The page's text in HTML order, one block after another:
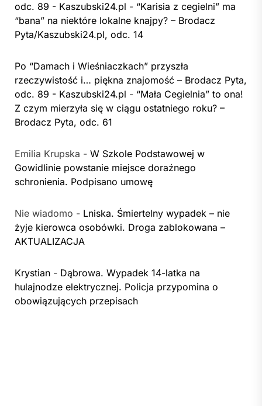
odc. 89 - Kaszubski24.pl - “Karisia z cegielni” ma
“bana” na niektóre lokalne knajpy? – Brodacz
Pyta/Kaszubski24.pl, odc. 14
Po “Damach i Wieśniaczkach” przyszła
rzeczywistość i… piękna znajomość – Brodacz Pyta,
odc. 89 - Kaszubski24.pl - “Mała Cegielnia” to ona!
Z czym mierzyła się w ciągu ostatniego roku? –
Brodacz Pyta, odc. 61
Emilia Krupska - W Szkole Podstawowej w
Gowidlinie powstanie miejsce doraźnego
schronienia. Podpisano umowę
Nie wiadomo - Lniska. Śmiertelny wypadek – nie
żyje kierowca osobówki. Droga zablokowana –
AKTUALIZACJA
Krystian - Dąbrowa. Wypadek 14-latka na
hulajnodze elektrycznej. Policja przypomina o
obowiązujących przepisach